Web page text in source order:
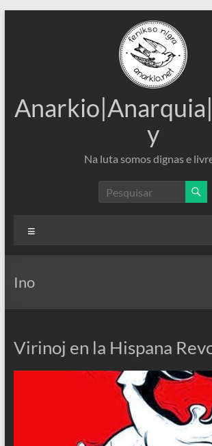
y
Na luta somos dignas e
Ino
Virinoj en la Hispana